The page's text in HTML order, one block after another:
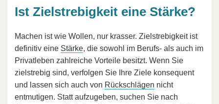
Ist Zielstrebigkeit eine Stärke?
Machen ist wie Wollen, nur krasser. Zielstrebigkeit ist
definitiv eine Stärke, die sowohl im Berufs- als auch im
Privatleben zahlreiche Vorteile besitzt. Wenn Sie
zielstrebig sind, verfolgen Sie Ihre Ziele konsequent
und lassen sich auch von Rückschlägen nicht
entmutigen. Statt aufzugeben, suchen Sie nach